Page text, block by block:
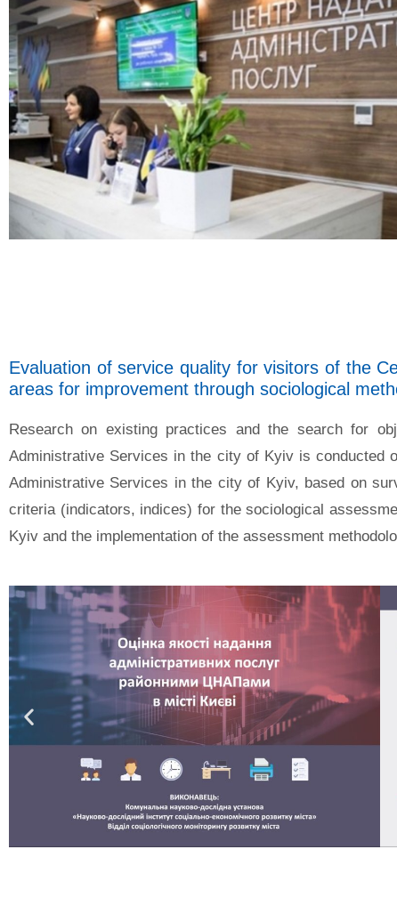
Evaluation of service quality for visitors of the
areas for improvement through sociological
Research on existing practices and the search for
Administrative Services in the city of Kyiv is conducted
Administrative Services in the city of Kyiv, based on
criteria (indicators, indices) for the sociological
Kyiv and the implementation of the assessment